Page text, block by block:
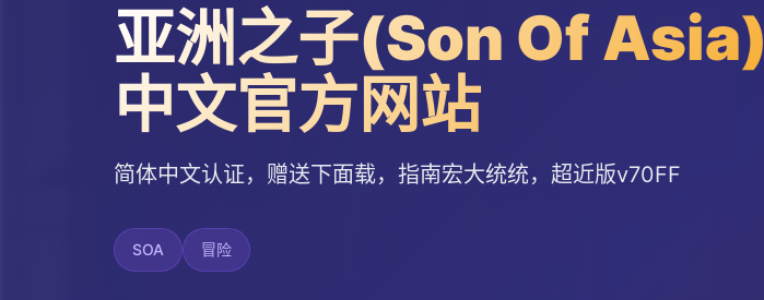
亚洲之子(Son Of Asia)_
中文官方网站
简体中文认证，赠送下面载，指南宏大统统，超近版v70FF
SOA 冒险